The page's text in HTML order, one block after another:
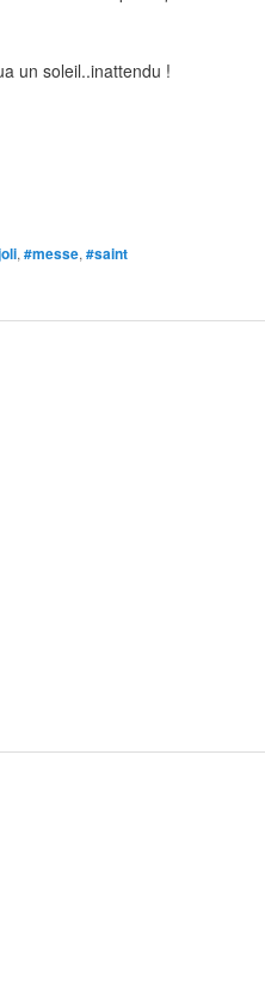
un soleil..inattendu !
, #messe, #saint